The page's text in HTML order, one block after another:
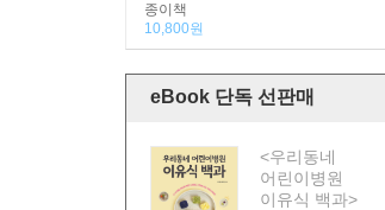
종이책
10,800원
eBook 단독 선판매
<우리동네
어린이병원
이유식 백과>